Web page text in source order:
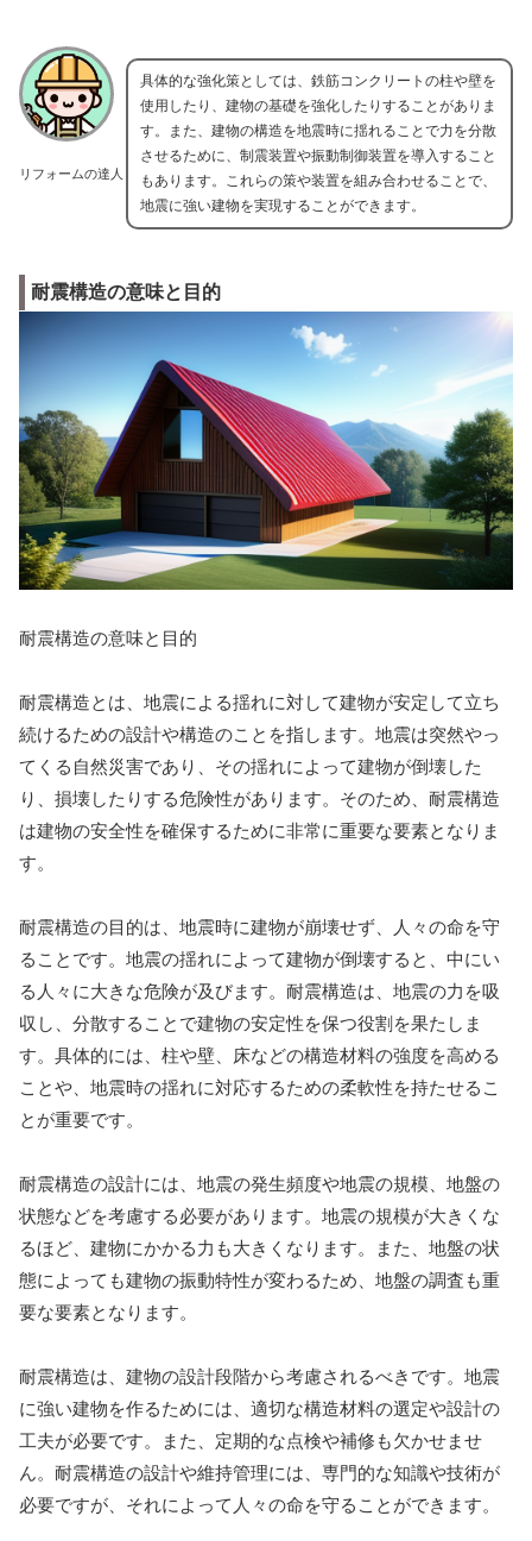
リフォームの達人
具体的な強化策としては、鉄筋コンクリートの柱や壁を
使用したり、建物の基礎を強化したりすることがありま
す。また、建物の構造を地震時に揺れることで力を分散
させるために、制震装置や振動制御装置を導入すること
もあります。これらの策や装置を組み合わせることで、
地震に強い建物を実現することができます。
耐震構造の意味と目的
耐震構造の意味と目的
耐震構造とは、地震による揺れに対して建物が安定して立ち
続けるための設計や構造のことを指します。地震は突然やっ
てくる自然災害であり、その揺れによって建物が倒壊した
り、損壊したりする危険性があります。そのため、耐震構造
は建物の安全性を確保するために非常に重要な要素となりま
す。
耐震構造の目的は、地震時に建物が崩壊せず、人々の命を守
ることです。地震の揺れによって建物が倒壊すると、中にい
る人々に大きな危険が及びます。耐震構造は、地震の力を吸
収し、分散することで建物の安定性を保つ役割を果たしま
す。具体的には、柱や壁、床などの構造材料の強度を高める
ことや、地震時の揺れに対応するための柔軟性を持たせるこ
とが重要です。
耐震構造の設計には、地震の発生頻度や地震の規模、地盤の
状態などを考慮する必要があります。地震の規模が大きくな
るほど、建物にかかる力も大きくなります。また、地盤の状
態によっても建物の振動特性が変わるため、地盤の調査も重
要な要素となります。
耐震構造は、建物の設計段階から考慮されるべきです。地震
に強い建物を作るためには、適切な構造材料の選定や設計の
工夫が必要です。また、定期的な点検や補修も欠かせませ
ん。耐震構造の設計や維持管理には、専門的な知識や技術が
必要ですが、それによって人々の命を守ることができます。